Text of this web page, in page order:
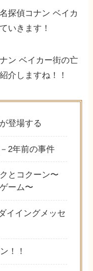
探偵コナン ベイカ
いきます！
ン ベイカー街の亡
介しますね！！
登場する
2年前の事件
とコクーン〜
ーム〜
イイングメッセ
！！